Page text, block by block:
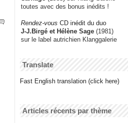
toutes avec des bonus inédits !
Rendez-vous CD inédit du duo
J-J.Birgé et Hélène Sage (1981)
sur le label autrichien Klanggalerie
Translate
Fast English translation (click here)
Articles récents par thème